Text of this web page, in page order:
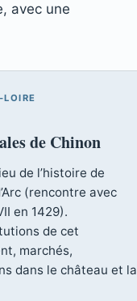
avec une
de Chinon
de l’histoire de
(rencontre avec
en 1429).
de cet
marchés,
dans le château et la